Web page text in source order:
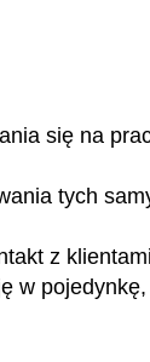
się na
tych
z
w